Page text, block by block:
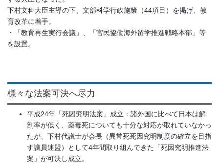
下村文科大臣主導の下、文部科学行政施策（44項目）を掲げ、教
育改革に着手。
・「教育再生実行会議」、「官民協働海外留学推進戦略本部」等
を設置。
様々な法案可決へ尽力
平成24年「死因究明法案」成立：諸外国に比べて日本は解
剖率が低く、薬毒死についても十分な対応が取れていなかっ
たが、下村代議士が会長（異常死死因究明制度の確立を目指
す議員連盟）として4年間取り組んできた「死因究明推進法
案」が可決し成立。